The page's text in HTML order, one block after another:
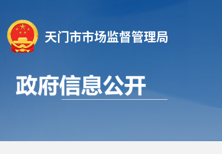
天门市市场监督管理局